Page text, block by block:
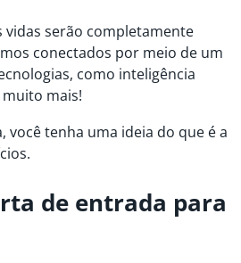
vidas serão completamente
conectados por meio de um
como inteligência
mais!
você tenha uma ideia do que é a
de entrada para